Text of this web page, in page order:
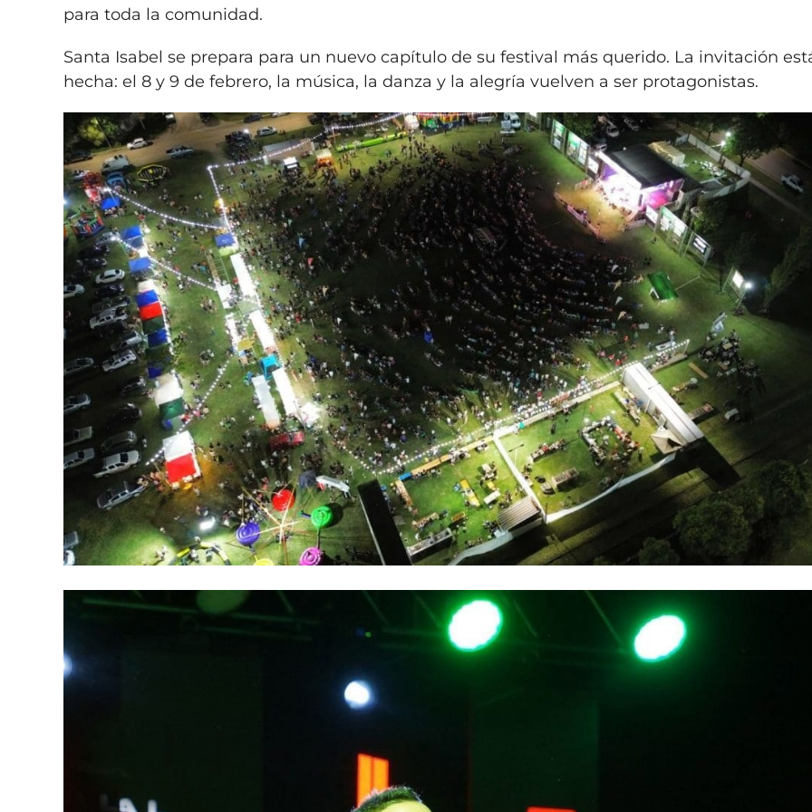
para toda la comunidad.
Santa Isabel se prepara para un nuevo capítulo de su festival más querido. La invitación
hecha: el 8 y 9 de febrero, la música, la danza y la alegría vuelven a ser protagonistas.